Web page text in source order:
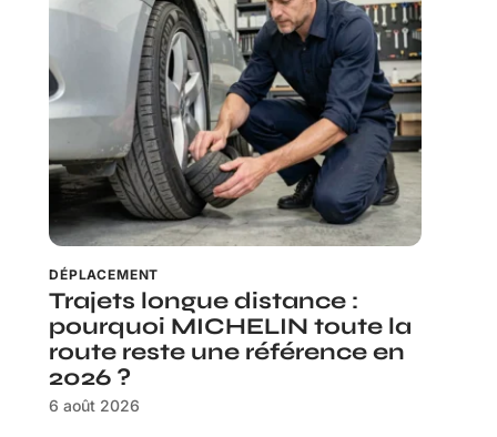
DÉPLACEMENT
Trajets longue distance :
pourquoi MICHELIN toute la
route reste une référence en
2026 ?
6 août 2026